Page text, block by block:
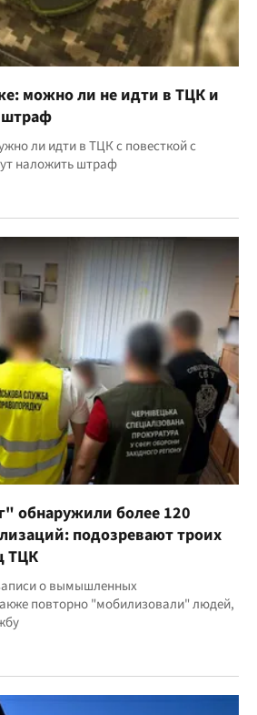
можно ли не идти в ТЦК и
штраф
ли идти в ТЦК с повесткой с
наложить штраф
обнаружили более 120
подозревают троих
ТЦК
о вымышленных
повторно "мобилизовали" людей,